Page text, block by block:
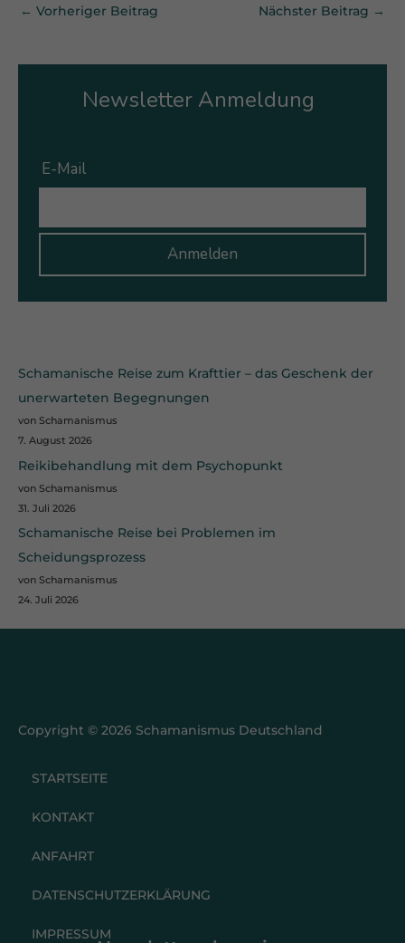
← Vorheriger Beitrag Nächster Beitrag →
Schamanische Reise zum Krafttier – das Geschenk der
unerwarteten Begegnungen
von Schamanismus
7. August 2026
Reikibehandlung mit dem Psychopunkt
von Schamanismus
31. Juli 2026
Schamanische Reise bei Problemen im
Scheidungsprozess
von Schamanismus
24. Juli 2026
Copyright © 2026 Schamanismus Deutschland
STARTSEITE
KONTAKT
ANFAHRT
DATENSCHUTZERKLÄRUNG
IMPRESSUM
Kategorien geben oder sich weitere Informationen
Externe Medien (7)